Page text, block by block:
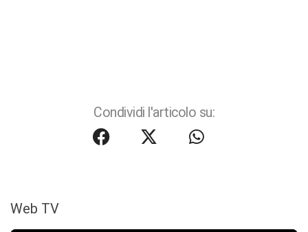
Condividi l'articolo su:
Web TV